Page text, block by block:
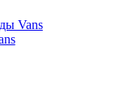
Vans